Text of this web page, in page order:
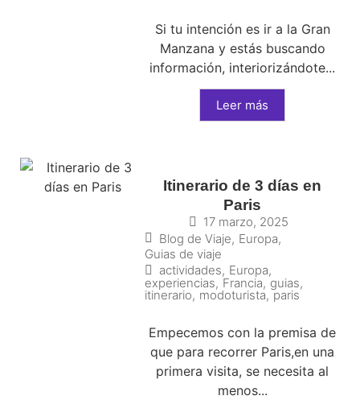
Si tu intención es ir a la Gran
Manzana y estás buscando
información, interiorizándote...
Leer más
Itinerario de 3 días en
Paris
17 marzo, 2025
Blog de Viaje, Europa,
Guias de viaje
actividades, Europa,
experiencias, Francia, guias,
itinerario, modoturista, paris
Empecemos con la premisa de
que para recorrer Paris,en una
primera visita, se necesita al
menos...